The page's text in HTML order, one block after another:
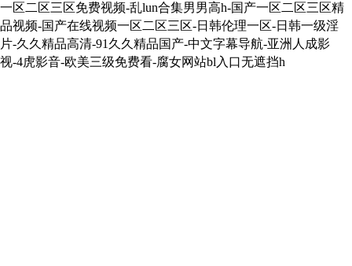
一区二区三区免费视频-乱lun合集男男高h-国产一区二区三区精
品视频-国产在线视频一区二区三区-日韩伦理一区-日韩一级淫
片-久久精品高清-91久久精品国产-中文字幕导航-亚洲人成影
视-4虎影音-欧美三级免费看-腐女网站bl入口无遮挡h